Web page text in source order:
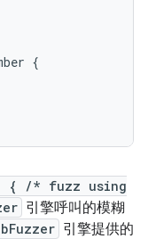
{
{ /* fuzz using
引擎呼叫的模糊
引擎提供的